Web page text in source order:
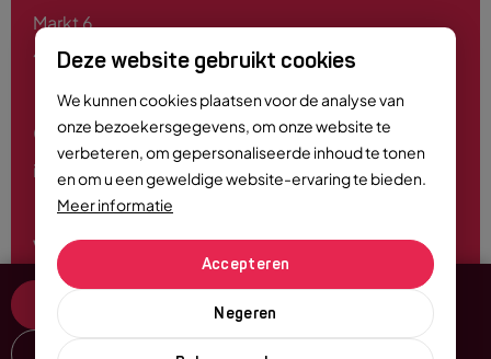
Deze website gebruikt cookies
We kunnen cookies plaatsen voor de analyse van
onze bezoekersgegevens, om onze website te
verbeteren, om gepersonaliseerde inhoud te tonen
en om u een geweldige website-ervaring te bieden.
Meer informatie
Negeren
Accepteren
Markt 6
4701 PE Roosendaal
0165 - 55 44 00
info@roosendaalcitymarketing.nl
Volg ons